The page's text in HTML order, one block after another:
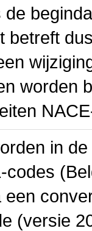
betreft
worden
in
codes
een
(versie